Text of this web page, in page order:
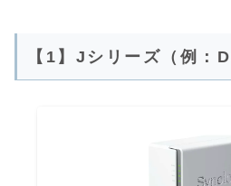
【1】Jシリーズ（例：